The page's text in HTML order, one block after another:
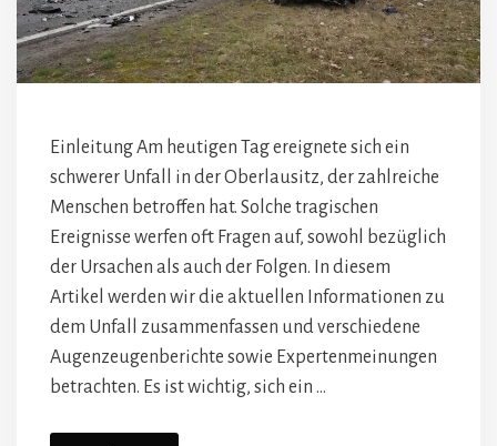
Einleitung Am heutigen Tag ereignete sich ein
schwerer Unfall in der Oberlausitz, der zahlreiche
Menschen betroffen hat. Solche tragischen
Ereignisse werfen oft Fragen auf, sowohl bezüglich
der Ursachen als auch der Folgen. In diesem
Artikel werden wir die aktuellen Informationen zu
dem Unfall zusammenfassen und verschiedene
Augenzeugenberichte sowie Expertenmeinungen
betrachten. Es ist wichtig, sich ein …